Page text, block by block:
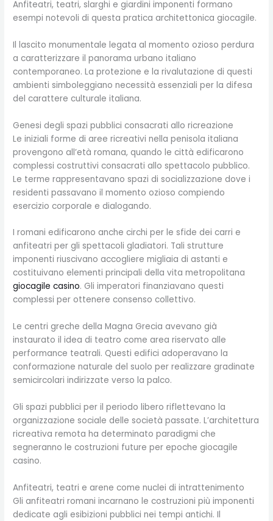
Anfiteatri, teatri, slarghi e giardini imponenti formano
esempi notevoli di questa pratica architettonica giocagile.
Il lascito monumentale legata al momento ozioso perdura
a caratterizzare il panorama urbano italiano
contemporaneo. La protezione e la rivalutazione di questi
ambienti simboleggiano necessità essenziali per la difesa
del carattere culturale italiana.
Genesi degli spazi pubblici consacrati allo ricreazione
Le iniziali forme di aree ricreativi nella penisola italiana
provengono all’età romana, quando le città edificarono
complessi costruttivi consacrati allo spettacolo pubblico.
Le terme rappresentavano spazi di socializzazione dove i
residenti passavano il momento ozioso compiendo
esercizio corporale e dialogando.
I romani edificarono anche circhi per le sfide dei carri e
anfiteatri per gli spettacoli gladiatori. Tali strutture
imponenti riuscivano accogliere migliaia di astanti e
costituivano elementi principali della vita metropolitana
giocagile casino. Gli imperatori finanziavano questi
complessi per ottenere consenso collettivo.
Le centri greche della Magna Grecia avevano già
instaurato il idea di teatro come area riservato alle
performance teatrali. Questi edifici adoperavano la
conformazione naturale del suolo per realizzare gradinate
semicircolari indirizzate verso la palco.
Gli spazi pubblici per il periodo libero riflettevano la
organizzazione sociale delle società passate. L’architettura
ricreativa remota ha determinato paradigmi che
segneranno le costruzioni future per epoche giocagile
casino.
Anfiteatri, teatri e arene come nuclei di intrattenimento
Gli anfiteatri romani incarnano le costruzioni più imponenti
dedicate agli esibizioni pubblici nei tempi antichi. Il